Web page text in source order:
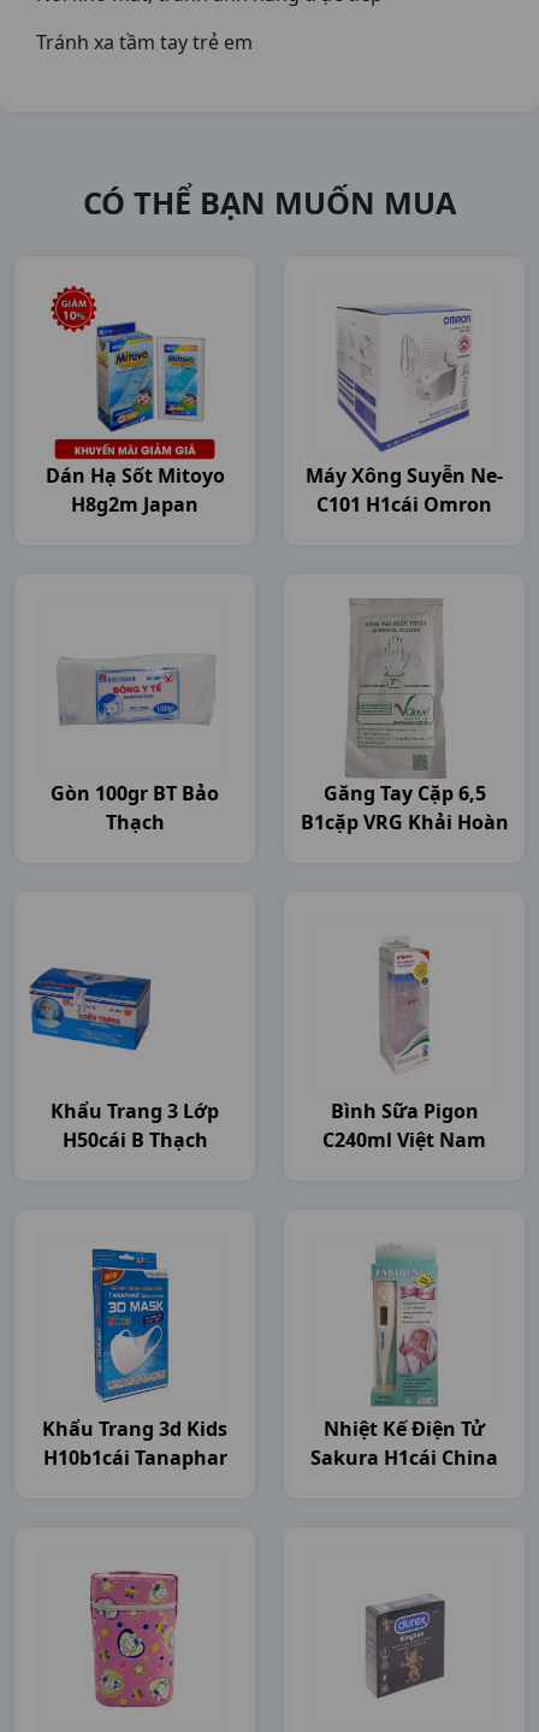
Tránh xa tầm tay trẻ em
CÓ THỂ BẠN MUỐN MUA
Dán Hạ Sốt Mitoyo
H8g2m Japan
Máy Xông Suyễn Ne-
C101 H1cái Omron
Gòn 100gr BT Bảo
Thạch
Găng Tay Cặp 6,5
B1cặp VRG Khải Hoàn
Khẩu Trang 3 Lớp
H50cái B Thạch
Bình Sữa Pigon
C240ml Việt Nam
Khẩu Trang 3d Kids
H10b1cái Tanaphar
Nhiệt Kế Điện Tử
Sakura H1cái China